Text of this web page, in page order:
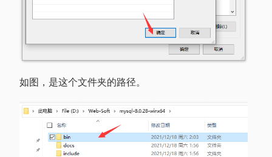
如图，是这个文件夹的路径。